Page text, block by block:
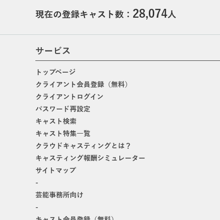
現在の登録キャスト数： 28,074人
サービス
トップページ
クライアント会員登録（無料）
クライアントログイン
パスワード再設定
キャスト検索
キャスト特集一覧
クラウドキャスティングとは？
キャスティング報酬シミュレーター
サイトマップ
-
芸能事務所向け
-